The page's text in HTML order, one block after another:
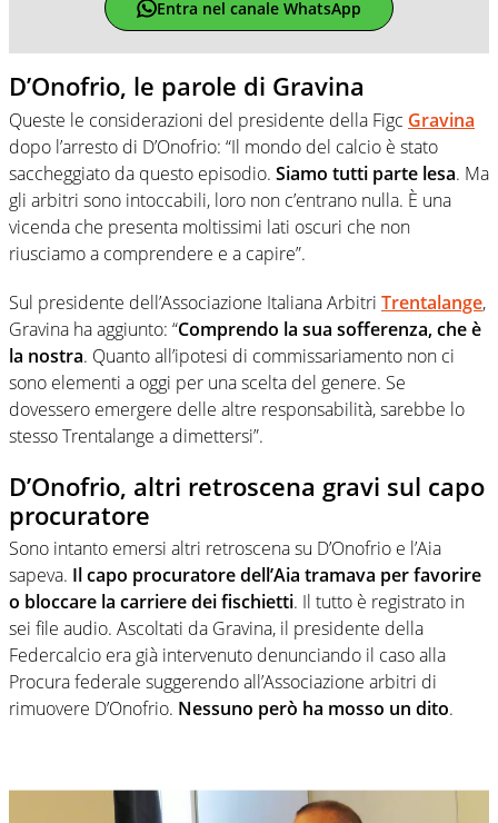
Entra nel canale WhatsApp
D’Onofrio, le parole di Gravina
Queste le considerazioni del presidente della Figc Gravina
dopo l’arresto di D’Onofrio: “Il mondo del calcio è stato
saccheggiato da questo episodio. Siamo tutti parte lesa. Ma
gli arbitri sono intoccabili, loro non c’entrano nulla. È una
vicenda che presenta moltissimi lati oscuri che non
riusciamo a comprendere e a capire”.
Sul presidente dell’Associazione Italiana Arbitri Trentalange,
Gravina ha aggiunto: “Comprendo la sua sofferenza, che è
la nostra. Quanto all’ipotesi di commissariamento non ci
sono elementi a oggi per una scelta del genere. Se
dovessero emergere delle altre responsabilità, sarebbe lo
stesso Trentalange a dimettersi”.
D’Onofrio, altri retroscena gravi sul capo
procuratore
Sono intanto emersi altri retroscena su D’Onofrio e l’Aia
sapeva. Il capo procuratore dell’Aia tramava per favorire
o bloccare la carriere dei fischietti. Il tutto è registrato in
sei file audio. Ascoltati da Gravina, il presidente della
Federcalcio era già intervenuto denunciando il caso alla
Procura federale suggerendo all’Associazione arbitri di
rimuovere D’Onofrio. Nessuno però ha mosso un dito.